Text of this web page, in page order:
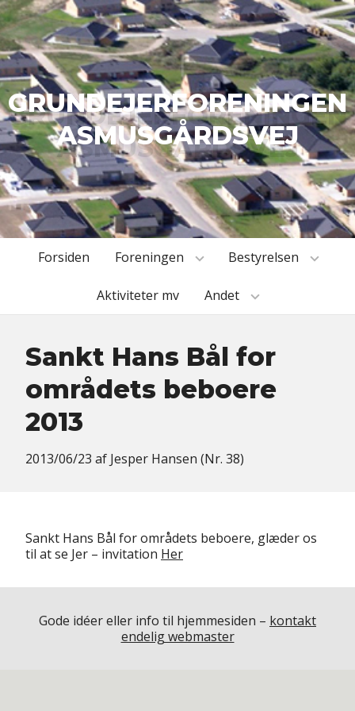
GRUNDEJERFORENINGEN
ASMUSGÅRDSVEJ
Forsiden Foreningen Bestyrelsen
Aktiviteter mv Andet
Sankt Hans Bål for
områdets beboere
2013
2013/06/23 af Jesper Hansen (Nr. 38)
Sankt Hans Bål for områdets beboere, glæder os
til at se Jer – invitation Her
Gode idéer eller info til hjemmesiden – kontakt
endelig webmaster